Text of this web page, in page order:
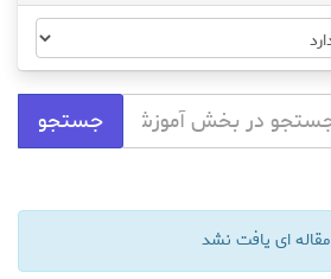
مقاله ای یافت نشد